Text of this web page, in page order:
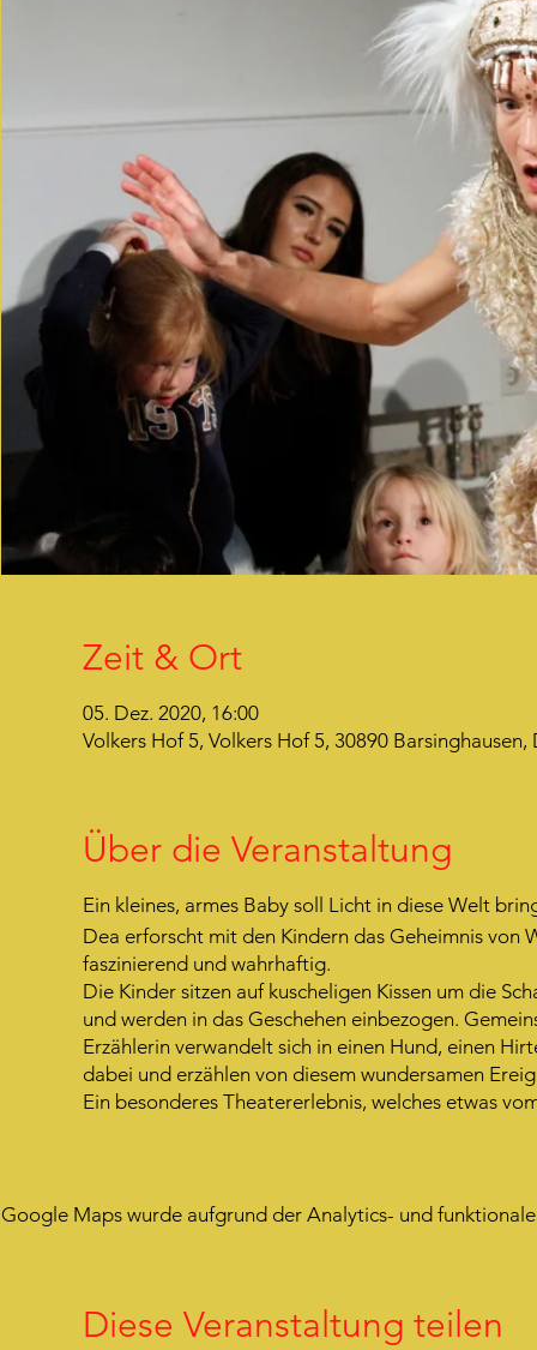
Zeit & Ort
05. Dez. 2020, 16:00
Volkers Hof 5, Volkers Hof 5, 30890 Barsinghausen,
Über die Veranstaltung
Ein kleines, armes Baby soll Licht in diese Welt
Dea erforscht mit den Kindern das Geheimnis von
faszinierend und wahrhaftig.
Die Kinder sitzen auf kuscheligen Kissen um die
und werden in das Geschehen einbezogen.
Erzählerin verwandelt sich in einen Hund, einen
dabei und erzählen von diesem wundersamen
Ein besonderes Theatererlebnis, welches etwas
Google Maps wurde aufgrund der Analytics- und
Diese Veranstaltung teilen